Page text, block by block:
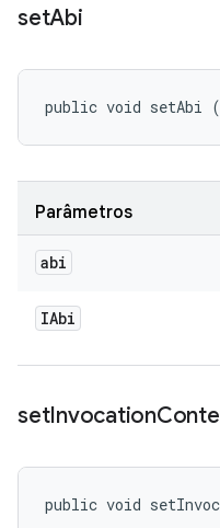
setAbi
public void setAbi (
Parâmetros
abi
IAbi
setInvocation
public void